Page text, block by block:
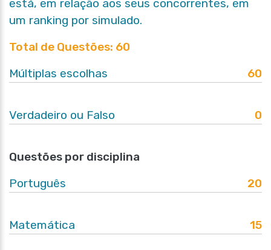
está, em relação aos seus concorrentes, em
um ranking por simulado.
Total de Questões: 60
Múltiplas escolhas
60
Verdadeiro ou Falso 0
Questões por disciplina
Português
20
Matemática 15